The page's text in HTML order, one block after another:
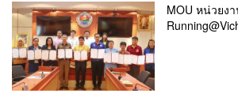
MOU หน่วยง